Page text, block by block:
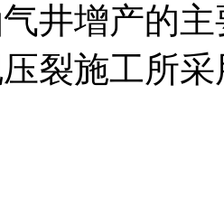
井增产的
裂施工所